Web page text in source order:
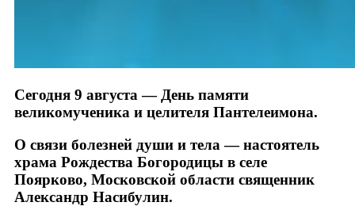
Сегодня 9 августа — День памяти
великомученика и целителя Пантелеимона.
О связи болезней души и тела — настоятель
храма Рождества Богородицы в селе
Поярково, Московской области священник
Александр Насибулин.